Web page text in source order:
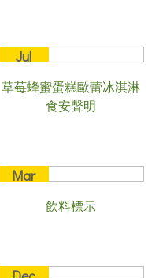
Jul
2026
草莓蜂蜜蛋糕歐蕾冰淇淋
食安聲明
Mar
飲料標示